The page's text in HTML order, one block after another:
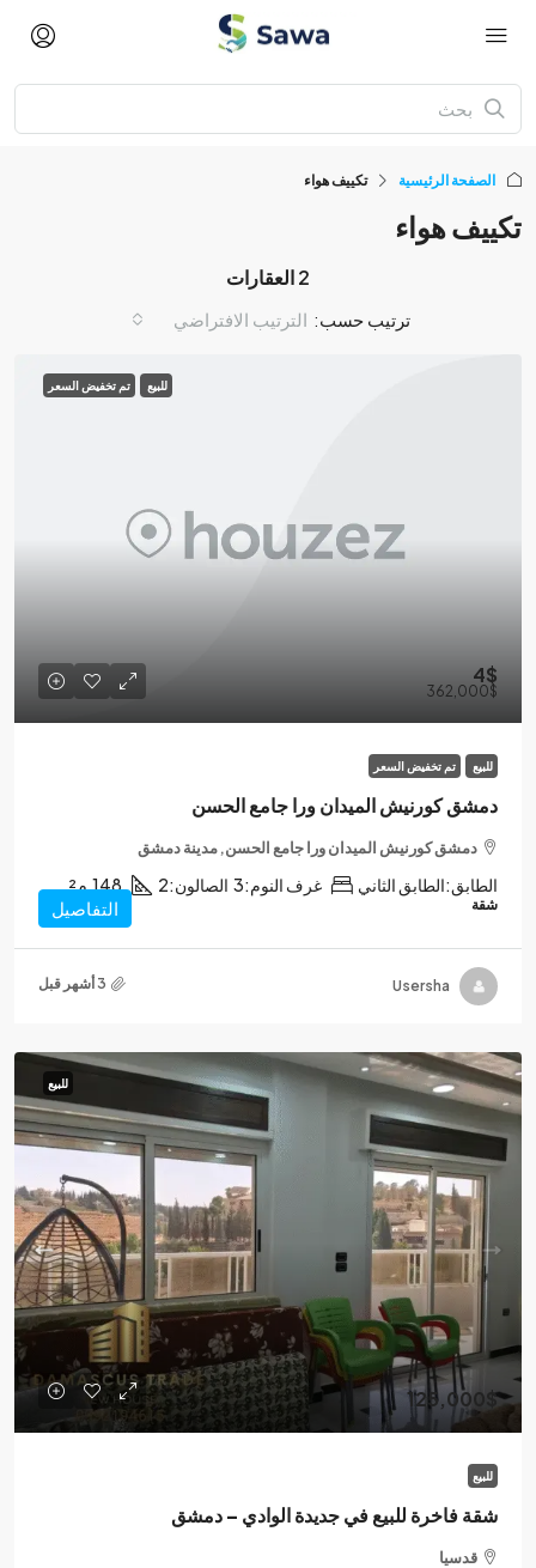
الصفحة الرئيسية تكييف هواء
تكييف هواء
2 العقارات
ترتيب حسب: الترتيب الافتراضي
للبيع تم تخفيض السعر
4$
362,000$
للبيع تم تخفيض السعر
دمشق كورنيش الميدان ورا جامع الحسن
دمشق كورنيش الميدان ورا جامع الحسن, مدينة دمشق
الطابق:الطابق الثاني غرف النوم:3 الصالون:2
148 م²
شقة التفاصيل
Usersha
للبيع
125,000$
للبيع
شقة فاخرة للبيع في جديدة الوادي – دمشق
قدسيا